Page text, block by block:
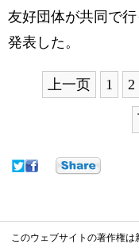
友好団体が共同で
発表した。
上一页 1 2
このウェブサイトの著作権